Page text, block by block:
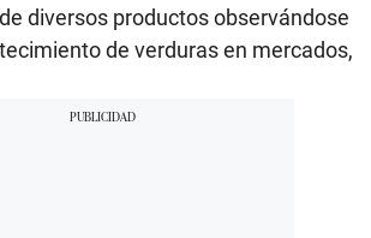
diversos productos observándose
de verduras en mercados,